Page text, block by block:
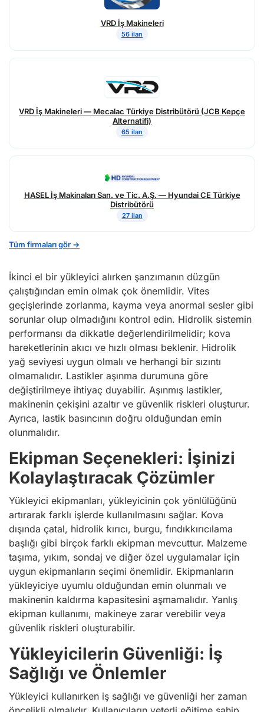
VRD İş Makineleri
56 ilan
VRD İş Makineleri — Mecalac Türkiye Distribütörü (JCB Kepçe
Alternatifi)
65 ilan
HASEL İş Makinaları San. ve Tic. A.Ş. — Hyundai CE Türkiye
Distribütörü
27 ilan
Tüm firmaları gör →
İkinci el bir yükleyici alırken şanzımanın düzgün
çalıştığından emin olmak çok önemlidir. Vites
geçişlerinde zorlanma, kayma veya anormal sesler gibi
sorunlar olup olmadığını kontrol edin. Hidrolik sistemin
performansı da dikkatle değerlendirilmelidir; kova
hareketlerinin akıcı ve hızlı olması beklenir. Hidrolik
yağ seviyesi uygun olmalı ve herhangi bir sızıntı
olmamalıdır. Lastikler aşınma durumuna göre
değiştirilmeye ihtiyaç duyabilir. Aşınmış lastikler,
makinenin çekişini azaltır ve güvenlik riskleri oluşturur.
Ayrıca, lastik basıncının doğru olduğundan emin
olunmalıdır.
Ekipman Seçenekleri: İşinizi
Kolaylaştıracak Çözümler
Yükleyici ekipmanları, yükleyicinin çok yönlülüğünü
artırarak farklı işlerde kullanılmasını sağlar. Kova
dışında çatal, hidrolik kırıcı, burgu, fındıkkırıcılama
başlığı gibi birçok farklı ekipman mevcuttur. Malzeme
taşıma, yıkım, sondaj ve diğer özel uygulamalar için
uygun ekipmanların seçimi önemlidir. Ekipmanların
yükleyiciye uyumlu olduğundan emin olunmalı ve
makinenin kaldırma kapasitesini aşmamalıdır. Yanlış
ekipman kullanımı, makineye zarar verebilir veya
güvenlik riskleri oluşturabilir.
Yükleyicilerin Güvenliği: İş
Sağlığı ve Önlemler
Yükleyici kullanırken iş sağlığı ve güvenliği her zaman